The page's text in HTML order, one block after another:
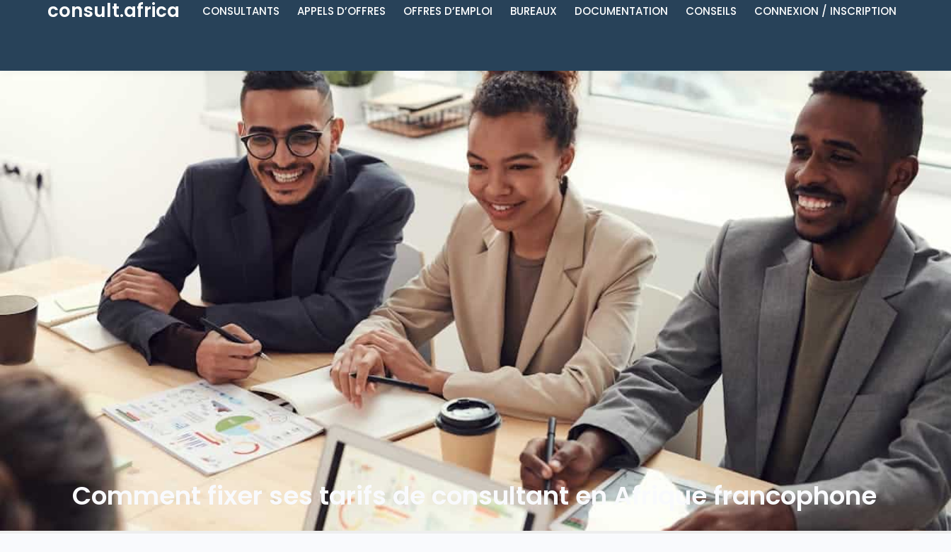
consult.africa CONSULTANTS APPELS D’OFFRES OFFRES D’EMPLOI BUREAUX DOCUMENTATION CONSEILS CONNEXION / INSCRIPTION
Comment fixer ses tarifs de consultant en Afrique francophone